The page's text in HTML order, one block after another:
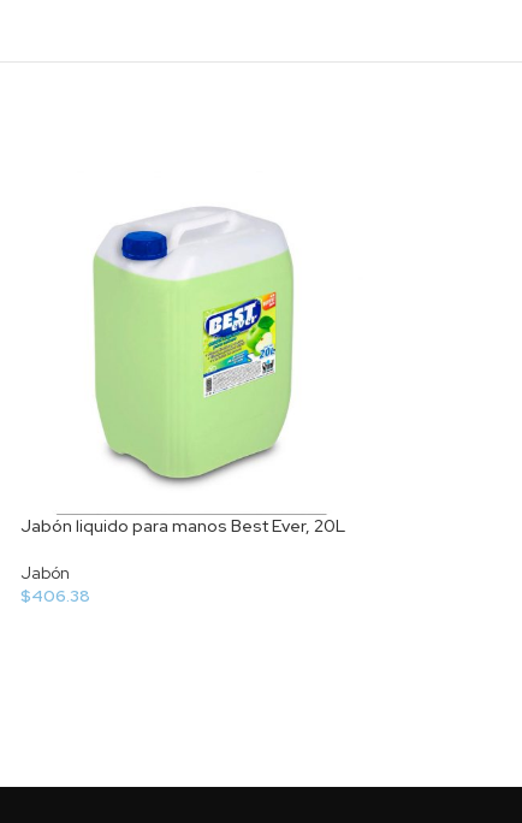
Jabón liquido para manos Best Ever, 20L
Jabón
$406.38